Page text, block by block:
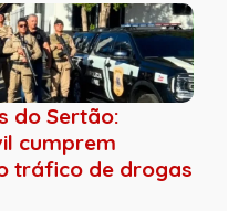
do Sertão:
cumprem
tráfico de drogas